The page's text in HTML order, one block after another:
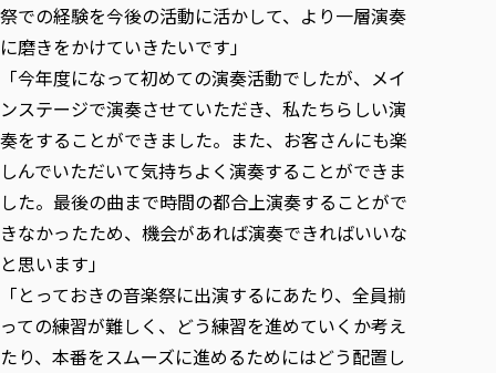
祭での経験を今後の活動に活かして、より一層演奏
に磨きをかけていきたいです」
「今年度になって初めての演奏活動でしたが、メイ
ンステージで演奏させていただき、私たちらしい演
奏をすることができました。また、お客さんにも楽
しんでいただいて気持ちよく演奏することができま
した。最後の曲まで時間の都合上演奏することがで
きなかったため、機会があれば演奏できればいいな
と思います」
「とっておきの音楽祭に出演するにあたり、全員揃
っての練習が難しく、どう練習を進めていくか考え
たり、本番をスムーズに進めるためにはどう配置し